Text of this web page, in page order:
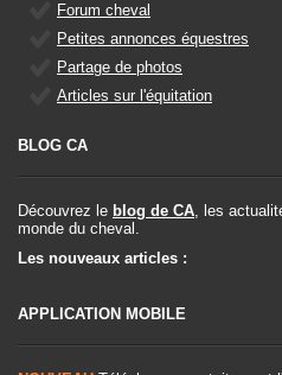
Forum cheval
Petites annonces équestres
Partage de photos
Articles sur l'équitation
BLOG CA
Découvrez le blog de CA, les
monde du cheval.
Les nouveaux articles :
APPLICATION MOBILE